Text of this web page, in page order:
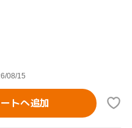
08/15
トへ追加